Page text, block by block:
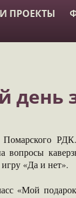
ПРОЕКТЫ
день
Помарского
вопросы
«Да и нет».
«Мой